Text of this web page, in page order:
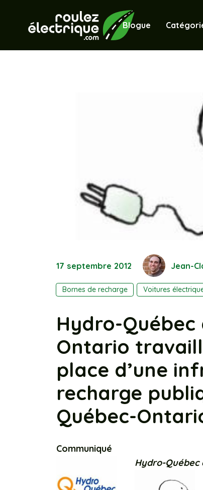
Blogue
17 septembre 2012 Jean-
Bornes de recharge Voitures
Hydro-Québec
Ontario
place d’une
recharge
Québec-
Communiqué
Hydro-